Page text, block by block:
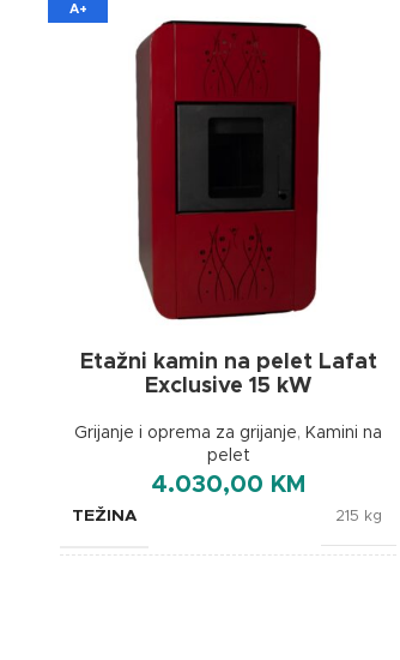
A+
Etažni kamin na pelet Lafat
Exclusive 15 kW
Grijanje i oprema za grijanje, Kamini na
pelet
4.030,00 KM
TEŽINA 215 kg